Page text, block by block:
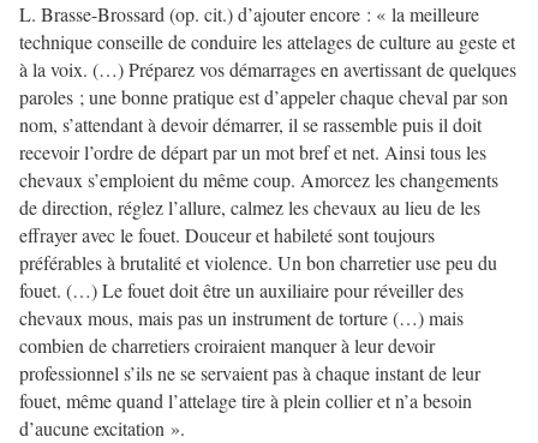
L. Brasse-Brossard (op. cit.) d’ajouter encore : « la meilleure
technique conseille de conduire les attelages de culture au geste et
à la voix. (…) Préparez vos démarrages en avertissant de quelques
paroles ; une bonne pratique est d’appeler chaque cheval par son
nom, s’attendant à devoir démarrer, il se rassemble puis il doit
recevoir l’ordre de départ par un mot bref et net. Ainsi tous les
chevaux s’emploient du même coup. Amorcez les changements
de direction, réglez l’allure, calmez les chevaux au lieu de les
effrayer avec le fouet. Douceur et habileté sont toujours
préférables à brutalité et violence. Un bon charretier use peu du
fouet. (…) Le fouet doit être un auxiliaire pour réveiller des
chevaux mous, mais pas un instrument de torture (…) mais
combien de charretiers croiraient manquer à leur devoir
professionnel s’ils ne se servaient pas à chaque instant de leur
fouet, même quand l’attelage tire à plein collier et n’a besoin
d’aucune excitation ».